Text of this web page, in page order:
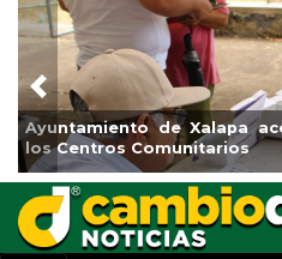
de salud a
Municipio
el
Previous